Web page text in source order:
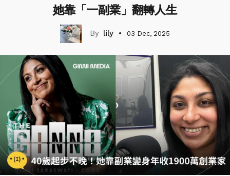
她靠「一副業」翻轉人生
lily 03 Dec, 2025